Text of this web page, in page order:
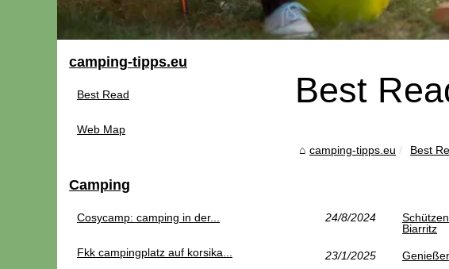
Best
camping-tipps.eu Best
24/8/2024
Biarritz
23/1/2025
camping-tipps.eu
Best Read
Web Map
Camping
Cosycamp: camping in der...
Fkk campingplatz auf korsika...